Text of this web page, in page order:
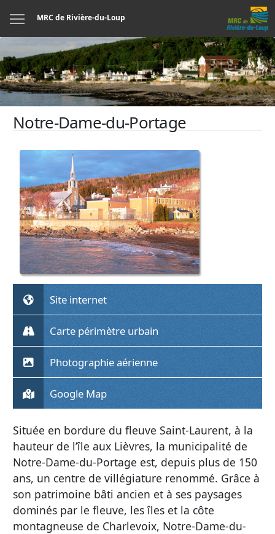
MRC de Rivière-du-Loup
Notre-Dame-du-Portage
Site internet
Carte périmètre urbain
Photographie aérienne
Google Map
Située en bordure du fleuve Saint-Laurent, à la
hauteur de l’île aux Lièvres, la municipalité de
Notre-Dame-du-Portage est, depuis plus de 150
ans, un centre de villégiature renommé. Grâce à
son patrimoine bâti ancien et à ses paysages
dominés par le fleuve, les îles et la côte
montagneuse de Charlevoix, Notre-Dame-du-